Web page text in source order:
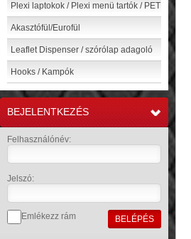
Plexi laptokok / Plexi menü tartók / PET
Akasztófül/Eurofül
Leaflet Dispenser / szórólap adagoló
Hooks / Kampók
BEJELENTKEZÉS
»
Felhasználónév:
Jelszó:
Emlékezz rám